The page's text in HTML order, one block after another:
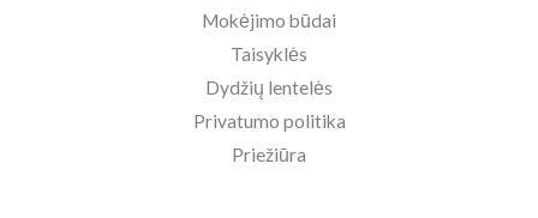
Mokėjimo būdai
Taisyklės
Dydžių lentelės
Privatumo politika
Priežiūra